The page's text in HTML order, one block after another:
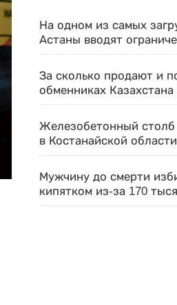
На одном из самых
Астаны вводят
За сколько продают и
обменниках Казахстана
Железобетонный столб
в Костанайской области
Мужчину до смерти
кипятком из-за 170